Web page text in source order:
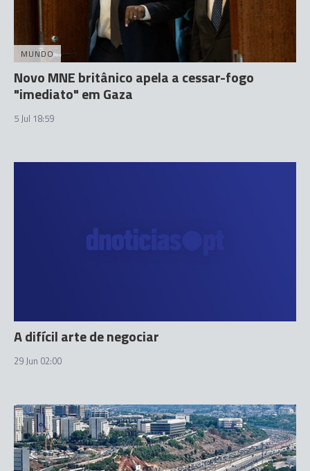
MUNDO
Novo MNE britânico apela a cessar-fogo
"imediato" em Gaza
5 Jul 18:59
A difícil arte de negociar
29 Jun 02:00